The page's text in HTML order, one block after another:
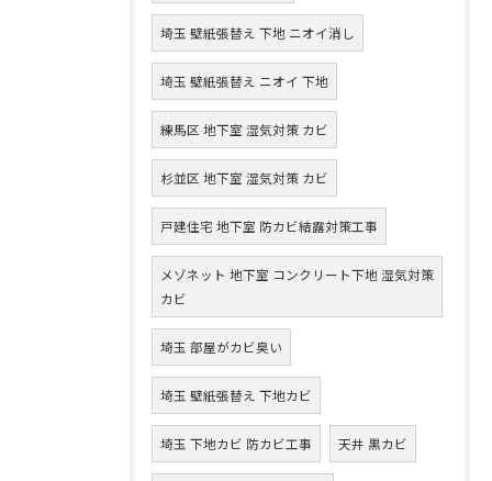
埼玉 壁紙張替え 下地 ニオイ消し
埼玉 壁紙張替え ニオイ 下地
練馬区 地下室 湿気対策 カビ
杉並区 地下室 湿気対策 カビ
戸建住宅 地下室 防カビ結露対策工事
メゾネット 地下室 コンクリート下地 湿気対策
カビ
埼玉 部屋がカビ臭い
埼玉 壁紙張替え 下地カビ
埼玉 下地カビ 防カビ工事 天井 黒カビ